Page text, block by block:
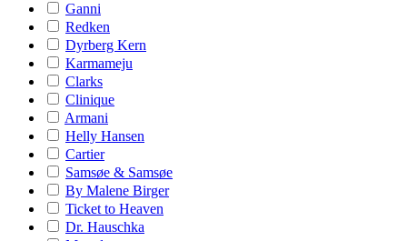
Ganni
Redken
Dyrberg Kern
Karmameju
Clarks
Clinique
Armani
Helly Hansen
Cartier
Samsøe & Samsøe
By Malene Birger
Ticket to Heaven
Dr. Hauschka